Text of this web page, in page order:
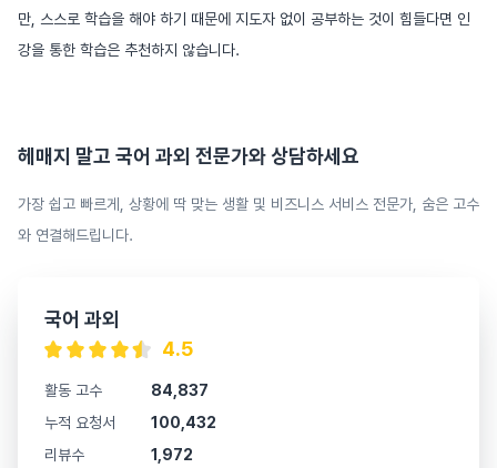
만, 스스로 학습을 해야 하기 때문에 지도자 없이 공부하는 것이 힘들다면 인
강을 통한 학습은 추천하지 않습니다.
헤매지 말고 국어 과외 전문가와 상담하세요
가장 쉽고 빠르게, 상황에 딱 맞는 생활 및 비즈니스 서비스 전문가, 숨은 고수
와 연결해드립니다.
국어 과외
4.5
활동 고수
84,837
누적 요청서
100,432
리뷰수
1,972